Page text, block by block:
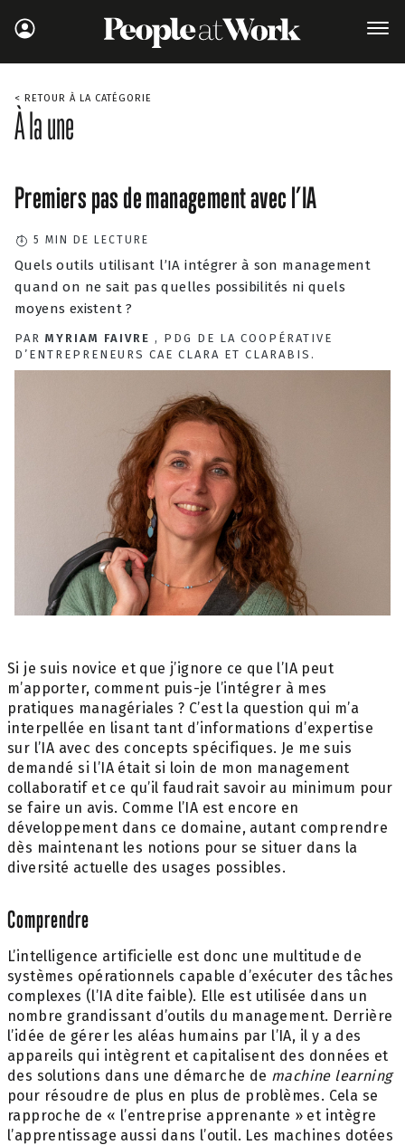
< RETOUR À LA CATÉGORIE
À la une
Premiers pas de management avec l’IA
5 MIN DE LECTURE
Quels outils utilisant l’IA intégrer à son management
quand on ne sait pas quelles possibilités ni quels
moyens existent ?
PAR MYRIAM FAIVRE , PDG DE LA COOPÉRATIVE
D’ENTREPRENEURS CAE CLARA ET CLARABIS.
Si je suis novice et que j’ignore ce que l’IA peut
m’apporter, comment puis-je l’intégrer à mes
pratiques managériales ? C’est la question qui m’a
interpellée en lisant tant d’informations d’expertise
sur l’IA avec des concepts spécifiques. Je me suis
demandé si l’IA était si loin de mon management
collaboratif et ce qu’il faudrait savoir au minimum pour
se faire un avis. Comme l’IA est encore en
développement dans ce domaine, autant comprendre
dès maintenant les notions pour se situer dans la
diversité actuelle des usages possibles.
Comprendre
L’intelligence artificielle est donc une multitude de
systèmes opérationnels capable d’exécuter des tâches
complexes (l’IA dite faible). Elle est utilisée dans un
nombre grandissant d’outils du management. Derrière
l’idée de gérer les aléas humains par l’IA, il y a des
appareils qui intègrent et capitalisent des données et
des solutions dans une démarche de machine learning
pour résoudre de plus en plus de problèmes. Cela se
rapproche de « l’entreprise apprenante » et intègre
l’apprentissage aussi dans l’outil. Les machines dotées